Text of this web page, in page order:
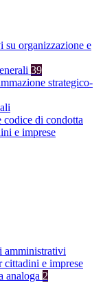
organizzazione e
39
strategico-
codice di condotta
e imprese
amministrativi
e imprese
analoga 2